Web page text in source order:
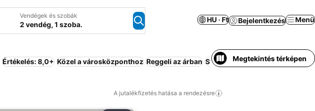
Vendégek és szobák
2 vendég, 1 szoba.
HU · Ft Bejelentkezés Menü
Értékelés: 8,0+ Közel a városközponthoz Reggeli az árban Strand All-inclusive Üdülő
Megtekintés térképen
A jutalékfizetés hatása a rendezésre